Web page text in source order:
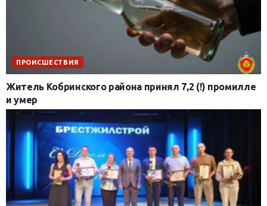
ПРОИСШЕСТВИЯ
Житель Кобринского района принял 7,2 (!) промилле
и умер